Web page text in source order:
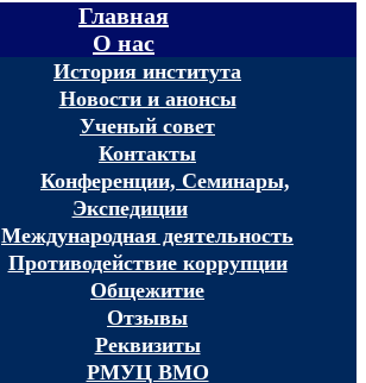
Главная
О нас
История института
Новости и анонсы
Ученый совет
Контакты
Конференции, Семинары,
Экспедиции
Международная деятельность
Противодействие коррупции
Общежитие
Отзывы
Реквизиты
РМУЦ ВМО